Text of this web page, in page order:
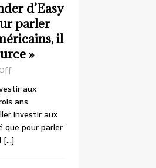
d’Easy
parler
il
»
aux
ans
investir aux
que pour parler
[…]